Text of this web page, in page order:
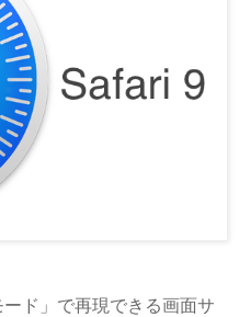
ード」で再現できる画面サ